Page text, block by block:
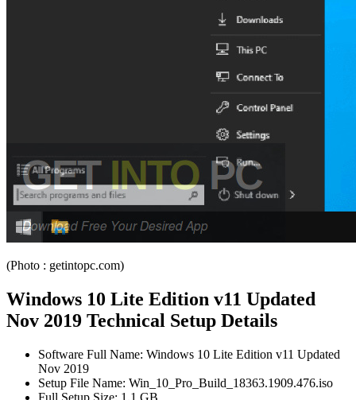
(Photo : getintopc.com)
Windows 10 Lite Edition v11 Updated
Nov 2019 Technical Setup Details
Software Full Name: Windows 10 Lite Edition v11 Updated
Nov 2019
Setup File Name: Win_10_Pro_Build_18363.1909.476.iso
Full Setup Size: 1.1 GB